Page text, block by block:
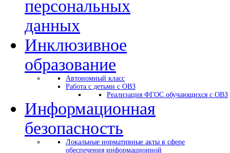
персональных
данных
Инклюзивное
образование
Автономный класс
Работа с детьми с ОВЗ
Реализация ФГОС обучающихся с ОВЗ
Информационная
безопасность
Локальные нормативные акты в сфере
обеспечения информационной